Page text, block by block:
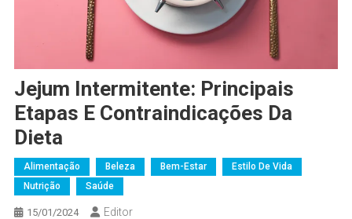
Jejum Intermitente: Principais
Etapas E Contraindicações Da
Dieta
Alimentação Beleza Bem-Estar
Estilo De Vida
Nutrição
Saúde
15/01/2024 Editor